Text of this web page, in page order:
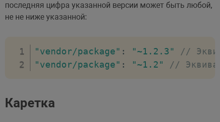
последняя цифра указанной версии может быть любой,
не не ниже указанной:
"vendor/package" : "~1.2.3"
//
"vendor/package" : "~1.2" //
Каретка